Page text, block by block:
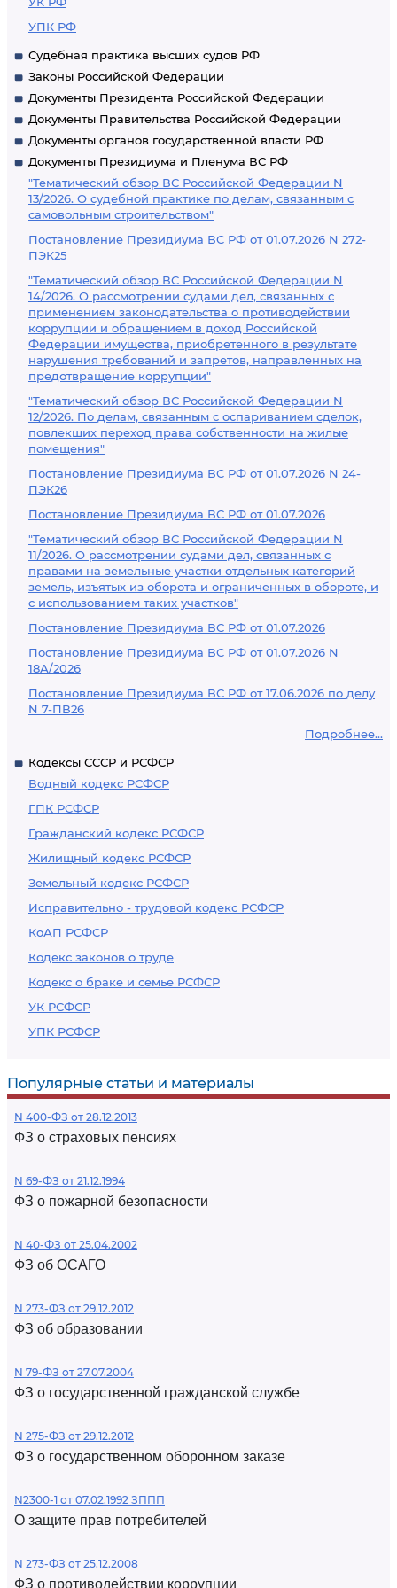
УПК РФ
Судебная практика высших судов РФ
Законы Российской Федерации
Документы Президента Российской Федерации
Документы Правительства Российской Федерации
Документы органов государственной власти РФ
Документы Президиума и Пленума ВС РФ
"Тематический обзор ВС Российской Федерации N
13/2026. О судебной практике по делам, связанным с
самовольным строительством"
Постановление Президиума ВС РФ от 01.07.2026 N 272-
ПЭК25
"Тематический обзор ВС Российской Федерации N
14/2026. О рассмотрении судами дел, связанных с
применением законодательства о противодействии
коррупции и обращением в доход Российской
Федерации имущества, приобретенного в результате
нарушения требований и запретов, направленных на
предотвращение коррупции"
"Тематический обзор ВС Российской Федерации N
12/2026. По делам, связанным с оспариванием сделок,
повлекших переход права собственности на жилые
помещения"
Постановление Президиума ВС РФ от 01.07.2026 N 24-
ПЭК26
Постановление Президиума ВС РФ от 01.07.2026
"Тематический обзор ВС Российской Федерации N
11/2026. О рассмотрении судами дел, связанных с
правами на земельные участки отдельных категорий
земель, изъятых из оборота и ограниченных в обороте, и
с использованием таких участков"
Постановление Президиума ВС РФ от 01.07.2026
Постановление Президиума ВС РФ от 01.07.2026 N
18А/2026
Постановление Президиума ВС РФ от 17.06.2026 по делу
N 7-ПВ26
Подробнее...
Кодексы СССР и РСФСР
Водный кодекс РСФСР
ГПК РСФСР
Гражданский кодекс РСФСР
Жилищный кодекс РСФСР
Земельный кодекс РСФСР
Исправительно - трудовой кодекс РСФСР
КоАП РСФСР
Кодекс законов о труде
Кодекс о браке и семье РСФСР
УК РСФСР
УПК РСФСР
Популярные статьи и материалы
N 400-ФЗ от 28.12.2013
ФЗ о страховых пенсиях
N 69-ФЗ от 21.12.1994
ФЗ о пожарной безопасности
N 40-ФЗ от 25.04.2002
ФЗ об ОСАГО
N 273-ФЗ от 29.12.2012
ФЗ об образовании
N 79-ФЗ от 27.07.2004
ФЗ о государственной гражданской службе
N 275-ФЗ от 29.12.2012
ФЗ о государственном оборонном заказе
N2300-1 от 07.02.1992 ЗППП
О защите прав потребителей
N 273-ФЗ от 25.12.2008
ФЗ о противодействии коррупции